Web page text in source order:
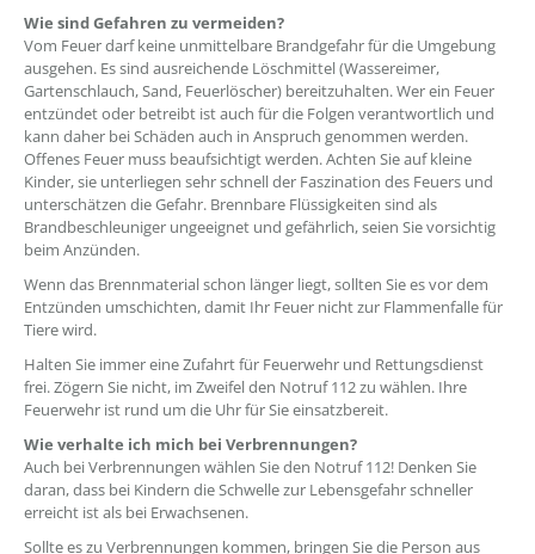
Wie sind Gefahren zu vermeiden?
Vom Feuer darf keine unmittelbare Brandgefahr für die Umgebung
ausgehen. Es sind ausreichende Löschmittel (Wassereimer,
Gartenschlauch, Sand, Feuerlöscher) bereitzuhalten. Wer ein Feuer
entzündet oder betreibt ist auch für die Folgen verantwortlich und
kann daher bei Schäden auch in Anspruch genommen werden.
Offenes Feuer muss beaufsichtigt werden. Achten Sie auf kleine
Kinder, sie unterliegen sehr schnell der Faszination des Feuers und
unterschätzen die Gefahr. Brennbare Flüssigkeiten sind als
Brandbeschleuniger ungeeignet und gefährlich, seien Sie vorsichtig
beim Anzünden.
Wenn das Brennmaterial schon länger liegt, sollten Sie es vor dem
Entzünden umschichten, damit Ihr Feuer nicht zur Flammenfalle für
Tiere wird.
Halten Sie immer eine Zufahrt für Feuerwehr und Rettungsdienst
frei. Zögern Sie nicht, im Zweifel den Notruf 112 zu wählen. Ihre
Feuerwehr ist rund um die Uhr für Sie einsatzbereit.
Wie verhalte ich mich bei Verbrennungen?
Auch bei Verbrennungen wählen Sie den Notruf 112! Denken Sie
daran, dass bei Kindern die Schwelle zur Lebensgefahr schneller
erreicht ist als bei Erwachsenen.
Sollte es zu Verbrennungen kommen, bringen Sie die Person aus